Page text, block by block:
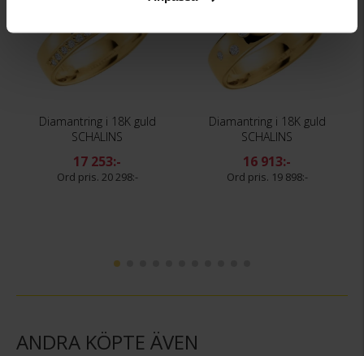
Diamantring i 18K guld
SCHALINS
17 253:-
20 298:-
Diamantring i 18K guld
SCHALINS
16 913:-
19 898:-
ANDRA KÖPTE ÄVEN